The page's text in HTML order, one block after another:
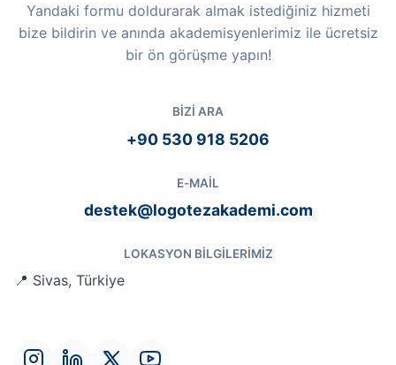
Yandaki formu doldurarak almak istediğiniz hizmeti
bize bildirin ve anında akademisyenlerimiz ile ücretsiz
bir ön görüşme yapın!
BIZI ARA
+90 530 918 5206
E-MAIL
destek@logotezakademi.com
LOKASYON BILGILERIMIZ
📍 Sivas, Türkiye